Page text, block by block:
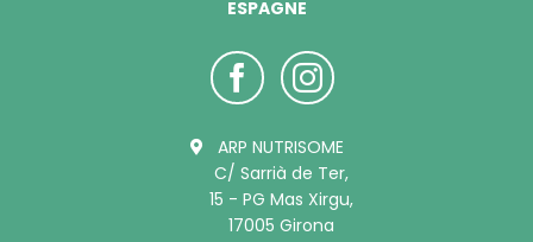
ESPAGNE
ARP NUTRISOME
C/ Sarrià de Ter,
15 - PG Mas Xirgu,
17005 Girona